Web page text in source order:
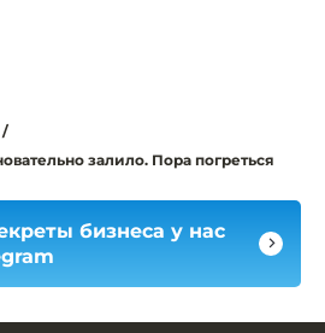
/
залило. Пора погреться
бизнеса у нас